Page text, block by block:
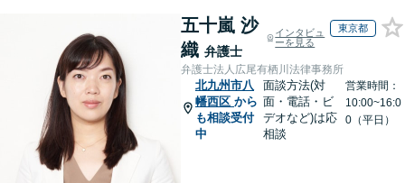
五十嵐 沙
織 弁護士
インタビュ
ーを見る
東京都
弁護士法人広尾有栖川法律事務所
北九州市八
幡西区 から
も相談受付
中
面談方法(対
面・電話・ビ
デオなど)は応
相談
営業時間：
10:00~16:0
0（平日）